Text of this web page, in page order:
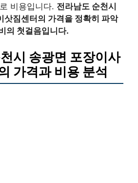
비용입니다. 전라남도 순천시
삿짐센터의 가격을 정확히 파악
의 첫걸음입니다.
시 송광면 포장이사
가격과 비용 분석